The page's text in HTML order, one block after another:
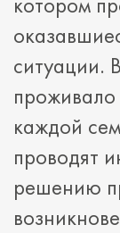
ситуации.
каждой
проводят
решению